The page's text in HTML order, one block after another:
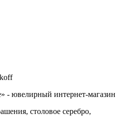
- ювелирный интернет-магазин
столовое серебро,